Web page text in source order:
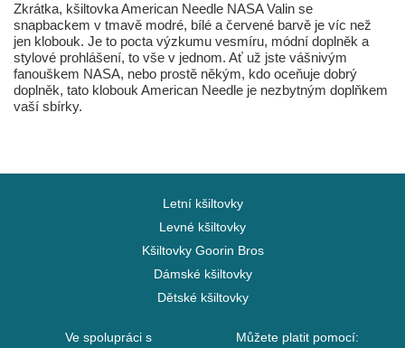
Zkrátka, kšiltovka American Needle NASA Valin se
snapbackem v tmavě modré, bílé a červené barvě je víc než
jen klobouk. Je to pocta výzkumu vesmíru, módní doplněk a
stylové prohlášení, to vše v jednom. Ať už jste vášnivým
fanouškem NASA, nebo prostě někým, kdo oceňuje dobrý
doplněk, tato klobouk American Needle je nezbytným doplňkem
vaší sbírky.
Letní kšiltovky
Levné kšiltovky
Kšiltovky Goorin Bros
Dámské kšiltovky
Dětské kšiltovky
Ve spolupráci s
Můžete platit pomocí: